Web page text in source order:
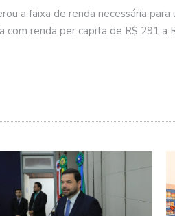
a faixa de renda necessária
com renda per capita de R$ 291 a